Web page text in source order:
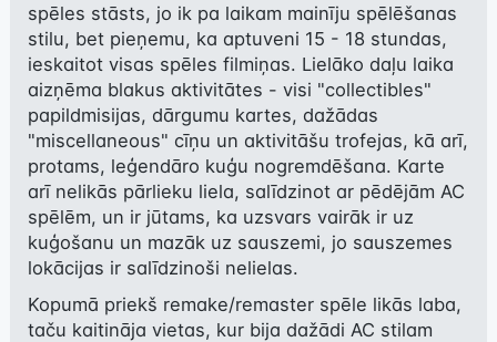
spēles stāsts, jo ik pa laikam mainīju spēlēšanas
stilu, bet pieņemu, ka aptuveni 15 - 18 stundas,
ieskaitot visas spēles filmiņas. Lielāko daļu laika
aizņēma blakus aktivitātes - visi "collectibles"
papildmisijas, dārgumu kartes, dažādas
"miscellaneous" cīņu un aktivitāšu trofejas, kā arī,
protams, leģendāro kuģu nogremdēšana. Karte
arī nelikās pārlieku liela, salīdzinot ar pēdējām AC
spēlēm, un ir jūtams, ka uzsvars vairāk ir uz
kuģošanu un mazāk uz sauszemi, jo sauszemes
lokācijas ir salīdzinoši nelielas.
Kopumā priekš remake/remaster spēle likās laba,
taču kaitināja vietas, kur bija dažādi AC stilam